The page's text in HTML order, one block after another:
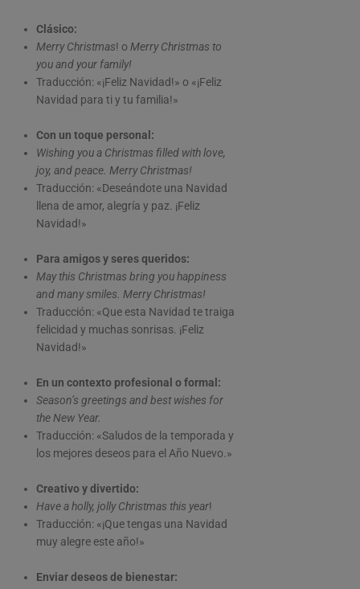
Clásico:
Merry Christmas! o Merry Christmas to
you and your family!
Traducción: «¡Feliz Navidad!» o «¡Feliz
Navidad para ti y tu familia!»
Con un toque personal:
Wishing you a Christmas filled with love,
joy, and peace. Merry Christmas!
Traducción: «Deseándote una Navidad
llena de amor, alegría y paz. ¡Feliz
Navidad!»
Para amigos y seres queridos:
May this Christmas bring you happiness
and many smiles. Merry Christmas!
Traducción: «Que esta Navidad te traiga
felicidad y muchas sonrisas. ¡Feliz
Navidad!»
En un contexto profesional o formal:
Season’s greetings and best wishes for
the New Year.
Traducción: «Saludos de la temporada y
los mejores deseos para el Año Nuevo.»
Creativo y divertido:
Have a holly, jolly Christmas this year!
Traducción: «¡Que tengas una Navidad
muy alegre este año!»
Enviar deseos de bienestar: